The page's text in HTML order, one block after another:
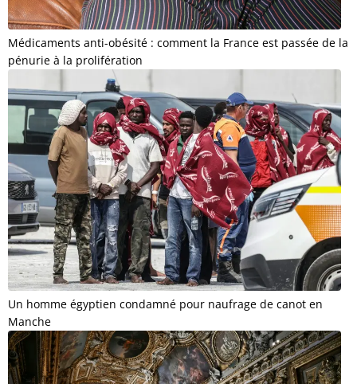
Médicaments anti-obésité : comment la France est passée de la
pénurie à la prolifération
Un homme égyptien condamné pour naufrage de canot en
Manche